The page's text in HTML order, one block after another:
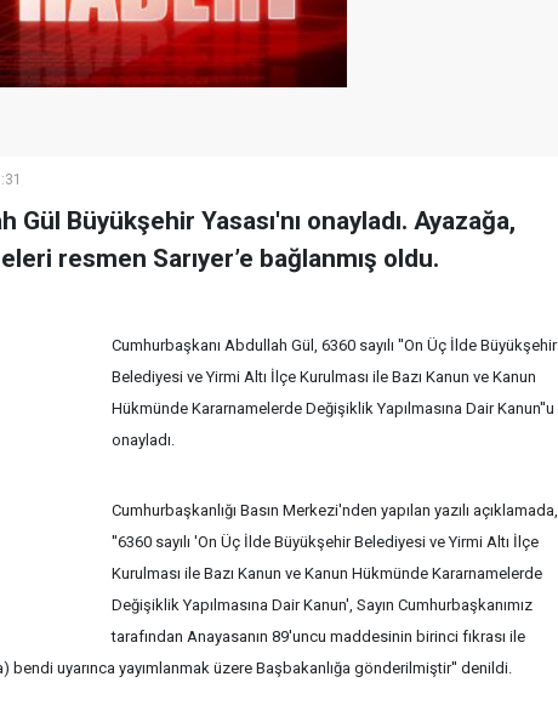
Gül Büyükşehir Yasası'nı onayladı. Ayazağa,
resmen Sarıyer’e bağlanmış oldu.
Cumhurbaşkanı Abdullah Gül, 6360 sayılı ''On Üç İlde Büyükşehir
Belediyesi ve Yirmi Altı İlçe Kurulması ile Bazı Kanun ve Kanun
Hükmünde Kararnamelerde Değişiklik Yapılmasına Dair Kanun''u
onayladı.
Cumhurbaşkanlığı Basın Merkezi'nden yapılan yazılı açıklamada,
''6360 sayılı 'On Üç İlde Büyükşehir Belediyesi ve Yirmi Altı İlçe
Kurulması ile Bazı Kanun ve Kanun Hükmünde Kararnamelerde
Değişiklik Yapılmasına Dair Kanun', Sayın Cumhurbaşkanımız
tarafından Anayasanın 89'uncu maddesinin birinci fıkrası ile
bendi uyarınca yayımlanmak üzere Başbakanlığa gönderilmiştir'' denildi.